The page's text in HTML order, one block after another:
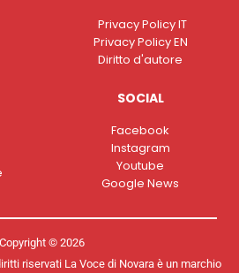
Privacy Policy IT
Privacy Policy EN
Diritto d'autore
SOCIAL
Facebook
Instagram
Youtube
Google News
Copyright © 2026
riservati La Voce di Novara è un marchio